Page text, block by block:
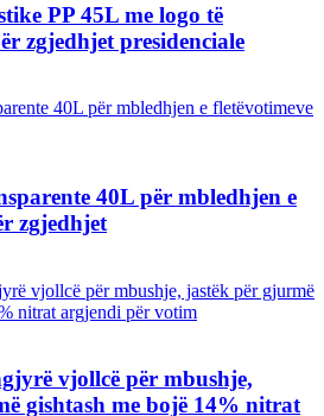
PP 45L me logo të
zgjedhjet presidenciale
40L për mbledhjen e
zgjedhjet
vjollcë për mbushje,
gishtash me bojë 14% nitrat